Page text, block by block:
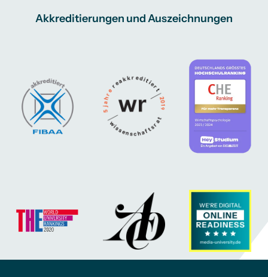
Akkreditierungen und Auszeichnungen